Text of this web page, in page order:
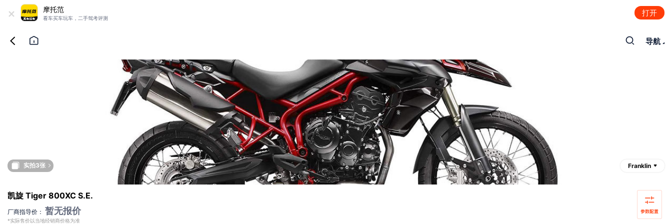
+ 摩托范
看车买车玩车，二手驾考评测
打开
导航
实拍3张 Franklin
凯旋 Tiger 800XC S.E.
厂商指导价： 暂无报价
*实际售价以当地经销商价格为准